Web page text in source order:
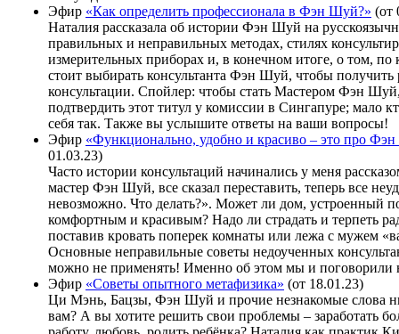
Эфир «Как определить профессионала в Фэн Шуй?» (от
Наталия рассказала об истории Фэн Шуй на
правильных и неправильных методах, стилях
измерительных приборах и, в конечном итоге, о том, по
стоит выбирать консультанта Фэн Шуй, чтобы получить
консультации. Спойлер: чтобы стать Мастером Фэн
подтвердить этот титул у комиссии в Сингапуре; мало
себя так. Также вы услышите ответы на ваши вопросы!
Эфир «Функционально, удобно и красиво – это про
01.03.23)
Часто истории консультаций начинались у меня
мастер Фэн Шуй, все сказал переставить, теперь все
невозможно. Что делать?». Может ли дом, устроенный
комфортным и красивым? Надо ли страдать и терпеть
поставив кровать поперек комнаты или лежа с мужем
Основные неправильные советы недоученных
можно не применять! Именно об этом мы и поговорили
Эфир «Советы опытного метафизика» (от 18.01.23)
Ци Мэнь, Бацзы, Фэн Шуй и прочие незнакомые слова
вам? А вы хотите решить свои проблемы – заработать